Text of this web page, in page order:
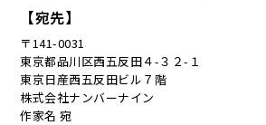
【宛先】
〒141-0031
東京都品川区西五反田４-３２-１
東京日産西五反田ビル７階
株式会社ナンバーナイン
作家名 宛